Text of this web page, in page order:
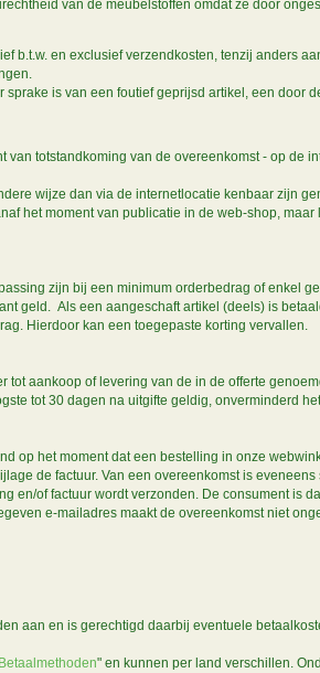
van de meubelstoffen omdat ze door
b.t.w. en exclusief verzendkosten, tenzij anders
is van een foutief geprijsd artikel, een door
totstandkoming van de overeenkomst - op
wijze dan via de internetlocatie kenbaar zijn
het moment van publicatie in de web-shop,
zijn bij een minimum orderbedrag of enkel
geld. Als een aangeschaft artikel (deels) is
Hierdoor kan een toegepaste korting vervallen.
tot aankoop of levering van de in de offerte
tot 30 dagen na uitgifte geldig, onverminderd
op het moment dat een bestelling in onze
de factuur. Van een overeenkomst is
en/of factuur wordt verzonden. De consument is
e-mailadres maakt de overeenkomst niet
aan en is gerechtigd daarbij eventuele
Betaalmethoden" en kunnen per land verschillen.